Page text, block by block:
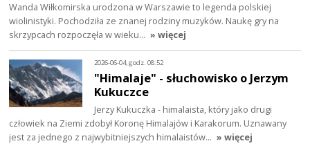
Wanda Wiłkomirska urodzona w Warszawie to legenda polskiej
wiolinistyki. Pochodziła ze znanej rodziny muzyków. Naukę gry na
skrzypcach rozpoczęła w wieku… » więcej
2026-06-04, godz. 08:52
"Himalaje" - słuchowisko o Jerzym
Kukuczce
Jerzy Kukuczka - himalaista, który jako drugi
człowiek na Ziemi zdobył Koronę Himalajów i Karakorum. Uznawany
jest za jednego z najwybitniejszych himalaistów… » więcej